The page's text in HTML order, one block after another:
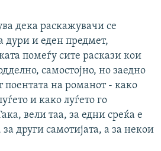
дека раскажувачи се
дури и еден предмет,
помеѓу сите раскази кои
самостојно, но заедно
поентата на романот - како
и како луѓето го
вели таа, за едни среќа е
други самотијата, а за некои